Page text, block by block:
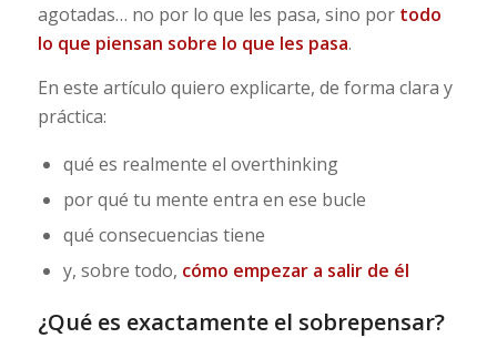
agotadas… no por lo que les pasa, sino por todo
lo que piensan sobre lo que les pasa.
En este artículo quiero explicarte, de forma clara y
práctica:
qué es realmente el overthinking
por qué tu mente entra en ese bucle
qué consecuencias tiene
y, sobre todo, cómo empezar a salir de él
¿Qué es exactamente el sobrepensar?